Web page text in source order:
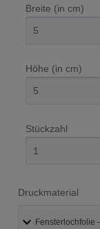
Breite (in cm)
Höhe (in cm)
Stückzahl
Druckmaterial